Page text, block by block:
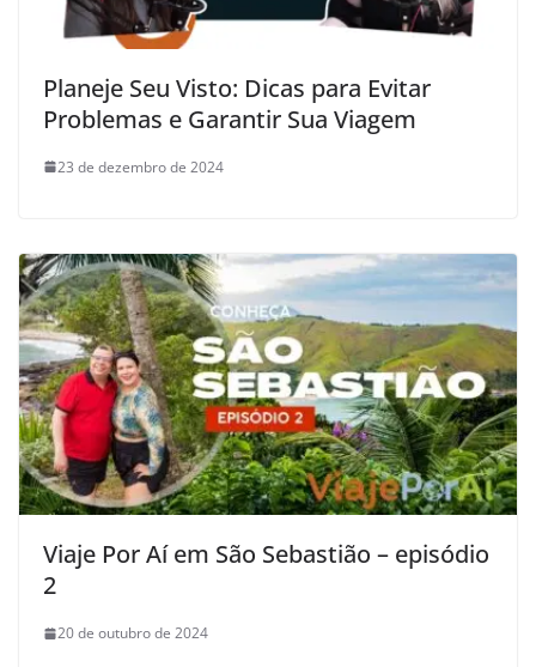
Planeje Seu Visto: Dicas para Evitar
Problemas e Garantir Sua Viagem
23 de dezembro de 2024
Viaje Por Aí em São Sebastião – episódio
2
20 de outubro de 2024